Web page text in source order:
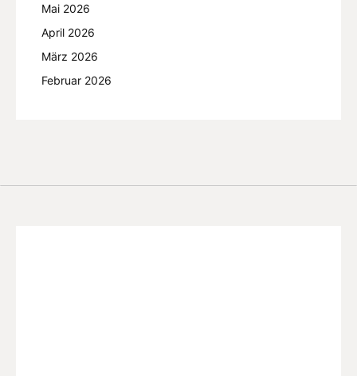
Mai 2026
April 2026
März 2026
Februar 2026